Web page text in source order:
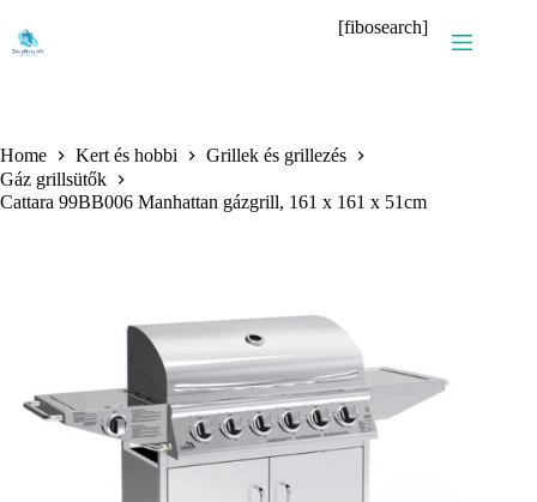
content
[fibosearch]
Home Kert és hobbi
Grillek és grillezés
Gáz grillsütők
Cattara 99BB006 Manhattan gázgrill, 161 x 161 x 51cm